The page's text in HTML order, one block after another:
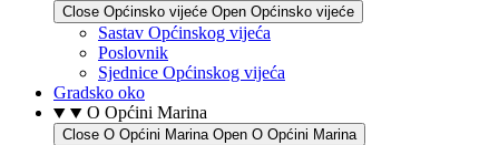
Close Općinsko vijeće Open Općinsko vijeće
Sastav Općinskog vijeća
Poslovnik
Sjednice Općinskog vijeća
Gradsko oko
O Općini Marina
Close O Općini Marina Open O Općini Marina